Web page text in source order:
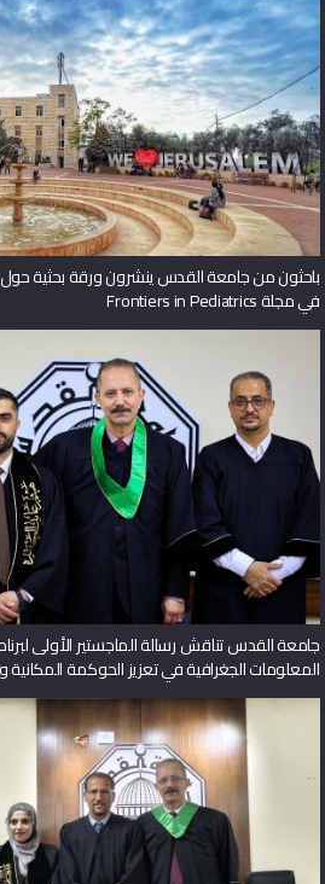
باحثون من جامعة القدس ينشرون ورقة بحثية حول
في مجلة Frontiers in Pediatrics
جامعة القدس تناقش رسالة الماجستير الأولى
المعلومات الجغرافية في تعزيز الحوكمة المكانية